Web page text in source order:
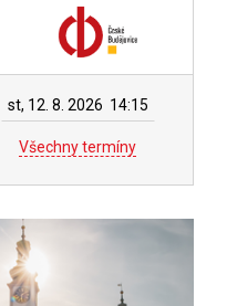
st, 12. 8. 2026 14:15
Všechny termíny